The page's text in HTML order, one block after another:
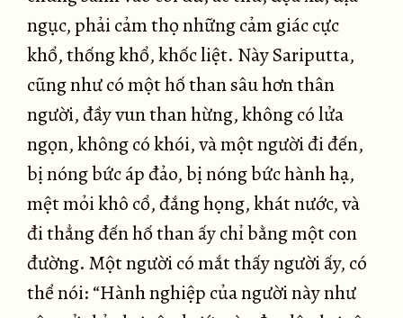
ngục, phải cảm thọ những cảm giác cực
khổ, thống khổ, khốc liệt. Này Sariputta,
cũng như có một hố than sâu hơn thân
người, đầy vun than hừng, không có lửa
ngọn, không có khói, và một người đi đến,
bị nóng bức áp đảo, bị nóng bức hành hạ,
mệt mỏi khô cổ, đắng họng, khát nước, và
đi thẳng đến hố than ấy chỉ bằng một con
đường. Một người có mắt thấy người ấy, có
thể nói: “Hành nghiệp của người này như